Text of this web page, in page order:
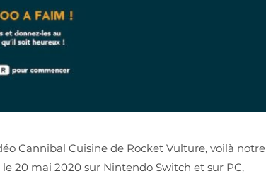
Cannibal Cuisine de Rocket Vulture, voilà notre
20 mai 2020 sur Nintendo Switch et sur PC,